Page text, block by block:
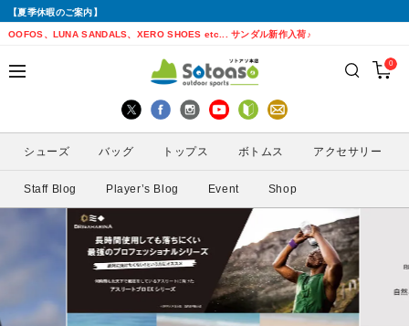
【夏季休暇のご案内】
OOFOS、LUNA SANDALS、XERO SHOES etc... サンダル新作入荷♪
戻る
シューズから探す
トレイルランニングシューズ
ランニングシューズ
戻る
トップスから探す
シェル・レインウェア
シャツ
戻る
ボトムスから探す
ショートパンツ
ロングパンツ
スパッツ
戻る
バッグから探す
トレランザック
バックパック
ウエストポーチ
その他
戻る
アクセサリーから探す
キャップ・ハット
ソックス
アームカバー
戻る
ブランドから探す
ACTIVE YOHKAN(アクティブようかん)
ATHLETUNE(アスリチューン)
BananaGO(バナナゴー)
Enemoti(エネモチ)
戻る
ブランドから探す
Amazfit(アマズフィット)
BAUERFEIND(バウアーファインド)
CIELE(シエル)
CHAORAS(チャオラス)
戻る
性別から探す
レディース
0
シューズ バッグ トップス ボトムス アクセサリー
Staff Blog Player’s Blog Event Shop